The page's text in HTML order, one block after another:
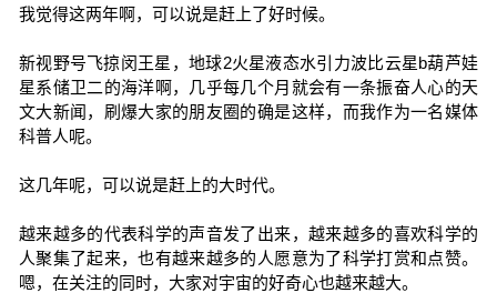
我觉得这两年啊，可以说是赶上了好时候。
新视野号飞掠闵王星，地球2火星液态水引力波比云星b葫芦娃
星系储卫二的海洋啊，几乎每几个月就会有一条振奋人心的天
文大新闻，刷爆大家的朋友圈的确是这样，而我作为一名媒体
科普人呢。
这几年呢，可以说是赶上的大时代。
越来越多的代表科学的声音发了出来，越来越多的喜欢科学的
人聚集了起来，也有越来越多的人愿意为了科学打赏和点赞。
嗯，在关注的同时，大家对宇宙的好奇心也越来越大。